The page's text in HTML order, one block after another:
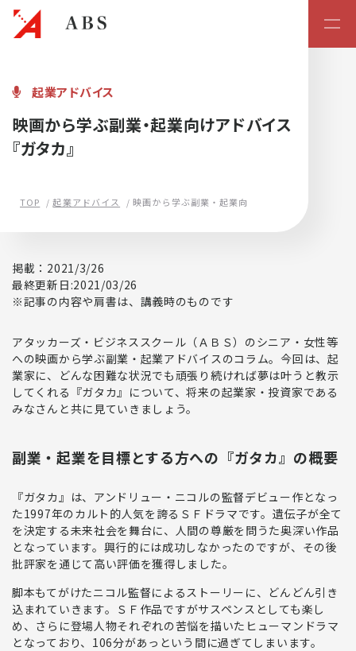
起業・スタートアップの学
起業アドバイス
映画から学ぶ副業・起業向けアドバイス
『ガタカ』
TOP 起業アドバイス 映画から学ぶ副業・起業向けアドバイス
掲載：2021/3/26
最終更新日:2021/03/26
※記事の内容や肩書は、講義時のものです
アタッカーズ・ビジネススクール（ＡＢＳ）のシニア・女性等
への映画から学ぶ副業・起業アドバイスのコラム。今回は、起
業家に、どんな困難な状況でも頑張り続ければ夢は叶うと教示
してくれる『ガタカ』について、将来の起業家・投資家である
みなさんと共に見ていきましょう。
副業・起業を目標とする方への『ガタカ』の概要
『ガタカ』は、アンドリュー・ニコルの監督デビュー作となっ
た1997年のカルト的人気を誇るＳＦドラマです。 遺伝子が全て
を決定する未来社会を舞台に、人間の尊厳を問うた奥深い作品
となっています。興行的には成功しなかったのですが、その後
批評家を通じて高い評価を獲得しました。
脚本もてがけたニコル監督によるストーリーに、どんどん引き
込まれていきます。 ＳＦ作品ですがサスペンスとしても楽し
め、さらに登場人物それぞれの苦悩を描いたヒューマンドラマ
となっており、106分があっという間に過ぎてしまいます。